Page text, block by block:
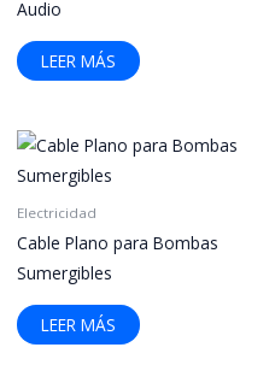
Audio
LEER MÁS
Electricidad
Cable Plano para Bombas
Sumergibles
LEER MÁS